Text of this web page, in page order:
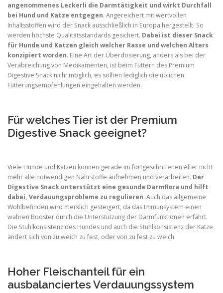
angenommenes Leckerli die Darmtätigkeit und wirkt Durchfall
bei Hund und Katze entgegen. Angereichert mit wertvollen
Inhaltsstoffen wird der Snack ausschließlich in Europa hergestellt. So
werden höchste Qualitätsstandards gesichert. Dabei ist dieser Snack
für Hunde und Katzen gleich welcher Rasse und welchen Alters
konzipiert worden. Eine Art der Überdosierung, anders als bei der
Verabreichung von Medikamenten, ist beim Füttern des Premium
Digestive Snack nicht möglich, es sollten lediglich die üblichen
Fütterungsempfehlungen eingehalten werden.
Für welches Tier ist der Premium
Digestive Snack geeignet?
Viele Hunde und Katzen können gerade im fortgeschrittenen Alter nicht
mehr alle notwendigen Nährstoffe aufnehmen und verarbeiten. Der
Digestive Snack unterstützt eine gesunde Darmflora und hilft
dabei, Verdauungsprobleme zu regulieren. Auch das allgemeine
Wohlbefinden wird merklich gesteigert, da das Immunsystem einen
wahren Booster durch die Unterstützung der Darmfunktionen erfährt.
Die Stuhlkonsistenz des Hundes und auch die Stuhlkonsistenz der Katze
ändert sich von zu weich zu fest, oder von zu fest zu weich.
Hoher Fleischanteil für ein
ausbalanciertes Verdauungssystem